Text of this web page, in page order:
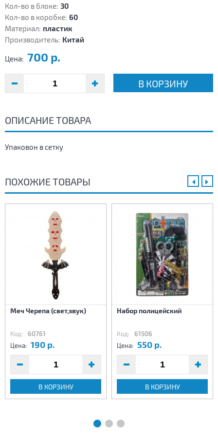
Кол-во в блоке: 30
Кол-во в коробке: 60
Материал: пластик
Производитель: Китай
Цена: 700 р.
В КОРЗИНУ
ОПИСАНИЕ ТОВАРА
Упаковон в сетку
ПОХОЖИЕ ТОВАРЫ
Меч Черепа (свет,звук)
Код: 60761
Цена: 190 р.
В КОРЗИНУ
Набор полицейский
Код: 61506
Цена: 550 р.
В КОРЗИНУ